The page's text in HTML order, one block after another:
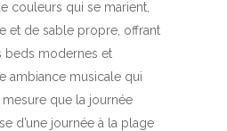
couleurs qui se marient,
et de sable propre, offrant
beds modernes et
ambiance musicale qui
mesure que la journée
d’une journée à la plage